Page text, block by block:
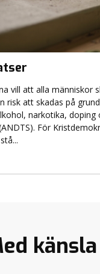
vill att alla människor
risk att skadas på
narkotika, doping
För